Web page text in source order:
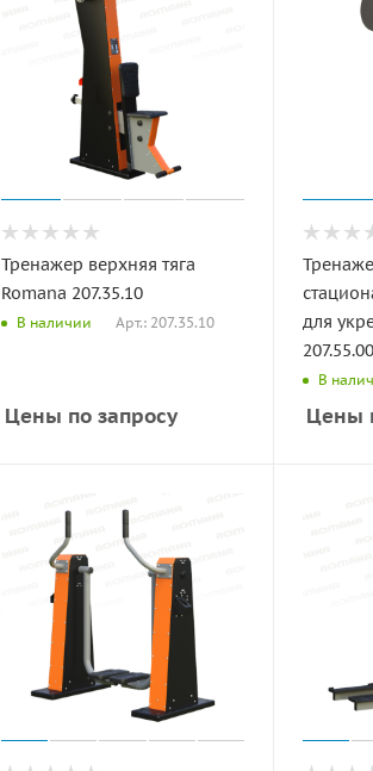
Тренажер верхняя тяга
Romana 207.35.10
В наличии Арт.: 207.35.10
Цены по запросу
для
207.55.00
В
Цены